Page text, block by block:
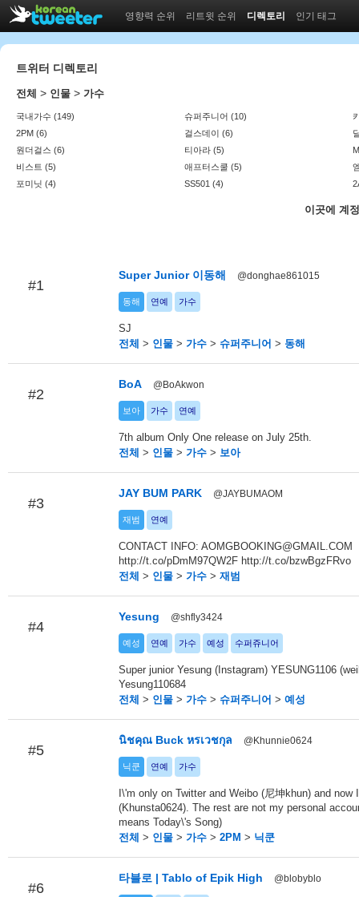
영향력 순위 리트윗 순위 디렉토리 인기 태그
트위터 디렉토리
전체 > 인물 > 가수
국내가수 (149) 슈퍼주니어 (10)
2PM (6)
걸스데이 (6)
원더걸스 (6)
티아라 (5)
비스트 (5)
애프터스쿨 (5)
포미닛 (4)
SS501 (4)
이곳에 계
#1
Super Junior 이동해 @donghae861015
동해 연예 가수
SJ
전체 > 인물 > 가수 > 슈퍼주니어 > 동해
#2
BoA @BoAkwon
보아 가수 연예
7th album Only One release on July 25th.
전체 > 인물 > 가수 > 보아
#3
JAY BUM PARK @JAYBUMAOM
재범 연예
CONTACT INFO: AOMGBOOKING@GMAIL.COM
http://t.co/pDmM97QW2F http://t.co/bzwBgzFRvo
전체 > 인물 > 가수 > 재범
#4
Yesung @shfly3424
예성 연예 가수 예성 수퍼쥬니어
Super junior Yesung (Instagram) YESUNG1106
Yesung110684
전체 > 인물 > 가수 > 슈퍼주니어 > 예성
#5
นิชคุณ Buck หรเวชกุล @Khunnie0624
닉쿤 연예 가수
I\'m only on Twitter and Weibo (尼坤khun) and now
(Khunsta0624). The rest are not my personal
means Today\'s Song)
전체 > 인물 > 가수 > 2PM > 닉쿤
#6
타블로 | Tablo of Epik High @blobyblo